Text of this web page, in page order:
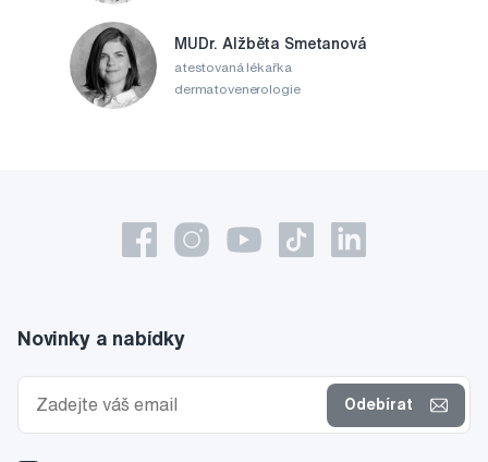
MUDr. Alžběta Smetanová
atestovaná lékařka
dermatovenerologie
Novinky a nabídky
Odebírat